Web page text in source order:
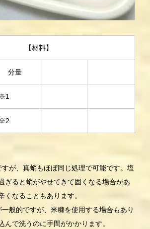
【材料】
分量
※1
※2
が、真蛸もほぼ同じ処理で可能です。塩
ぎると蛸がやせてきて固くなる場合があ
くなることもあります。
般的ですが、米糠を使用する場合もあり
んで洗うのに手間がかかります。